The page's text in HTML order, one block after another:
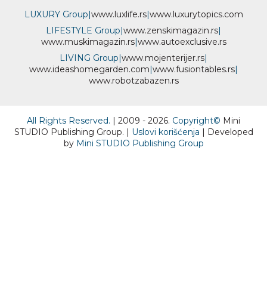
LUXURY Group www. luxlife.rs| www. luxurytopics.com
LIFESTYLE Group www.zenskimagazin.rs
www.muskimagazin.rs| www.autoexclusive.rs
LIVING Group www.mojenterijer.rs
www.ideashomegarden.com www.fusiontables.rs
www.robotzabazen.rs
All Rights Reserved. | 2009 - 2026. Copyright© Mini
STUDIO Publishing Group. | Uslovi korišćenja
| Developed
by Mini STUDIO Publishing Group